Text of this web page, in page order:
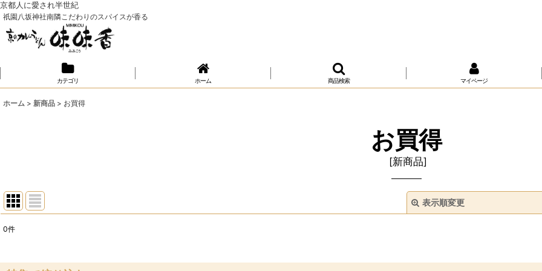
京都人に愛され半世紀
祇園八坂神社南隣こだわりのスパイスが香る
カテゴリ ホーム 商品検索 マイページ
ホーム > 新商品 > お買得
お買得
[新商品]
表示順変更
表示数
0件